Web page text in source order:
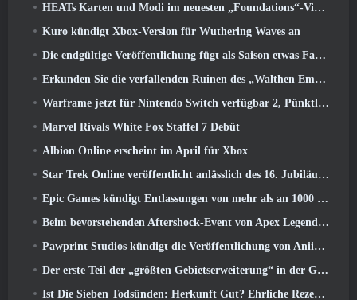
HEATs Karten und Modi im neuesten „Foundations“-Video
Kuro kündigt Xbox-Version für Wuthering Waves an
Die endgültige Veröffentlichung fügt als Saison etwas Fantasie hinzu 10 Startet
Erkunden Sie die verfallenden Ruinen des „Walthen Empire“ im nächsten großen Update von RAVEN2
Warframe jetzt für Nintendo Switch verfügbar 2, Pünktlich zum Start von Shadowgrapher
Marvel Rivals White Fox Staffel 7 Debüt
Albion Online erscheint im April für Xbox
Star Trek Online veröffentlicht anlässlich des 16. Jubiläums eine Minidokumentation über die Ursprünge der Föderation
Epic Games kündigt Entlassungen von mehr als an 1000 Mitarbeiter, Unter Berufung auf „Abschwung im Fortnite-Engagement“
Beim bevorstehenden Aftershock-Event von Apex Legends wird es elektrisierend
Pawprint Studios kündigt die Veröffentlichung von Aniimo für PlayStation an 5 Und der Epic Games Store bei Markteinführungen
Der erste Teil der „größten Gebietserweiterung“ in der Geschichte von RuneScape startet heute
Ist Die Sieben Todsünden: Herkunft Gut? Ehrliche Rezension